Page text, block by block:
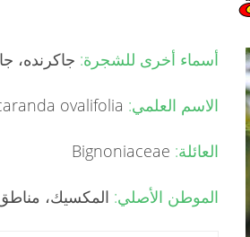
أسماء أخرى للشجرة: جاكرنده،
الاسم العلمي:
العائلة:
الموطن الأصلي: المكسيك، مناطق